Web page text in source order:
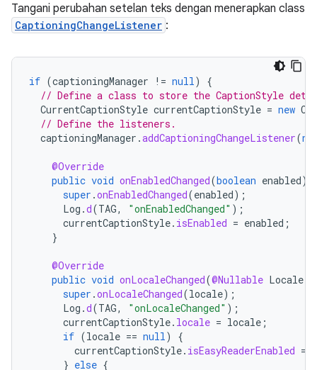
Tangani perubahan setelan teks dengan menerapkan class
CaptioningChangeListener :
if (captioningManager != null)
{
// Define a class to store the CaptionStyle
CurrentCaptionStyle currentCaptionStyle = new
// Define the listeners.
captioningManager .addCaptioningChangeListener(
@Override
public void onEnabledChanged(boolean enabled)
super .onEnabledChanged(enabled);
Log .d(TAG, "onEnabledChanged" );
currentCaptionStyle. isEnabled = enabled ;
}
@Override
public void onLocaleChanged(@Nullable Locale
super .onLocaleChanged(locale);
Log .d(TAG, "onLocaleChanged" );
currentCaptionStyle. locale = locale ;
if (locale == null)
{
currentCaptionStyle. isEasyReaderEnabled =
} else {